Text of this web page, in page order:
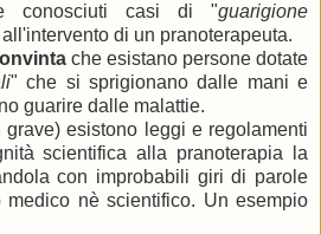
conosciuti casi di "guarigione
di un pranoterapeuta.
che esistano persone dotate
" che si sprigionano dalle mani e
guarire dalle malattie.
grave) esistono leggi e regolamenti
scientifica alla pranoterapia la
con improbabili giri di parole
nè scientifico. Un esempio